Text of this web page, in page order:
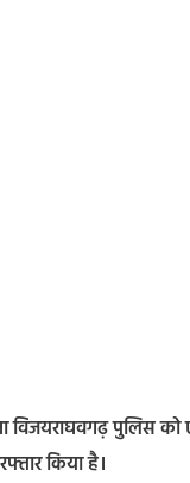
विजयराघवगढ़ पुलिस
किया है।